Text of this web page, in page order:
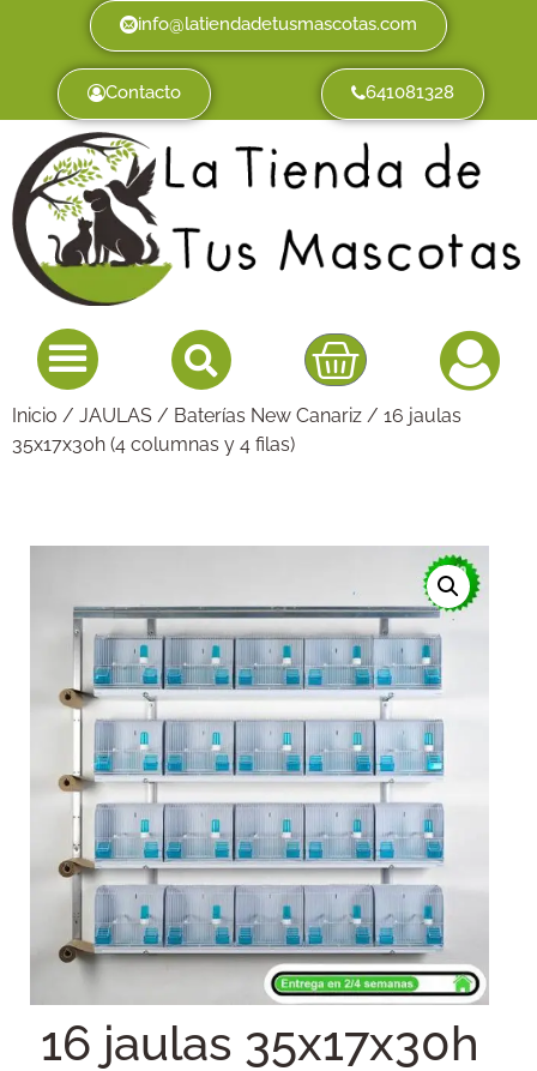
info@latiendadetusmascotas.com
Contacto 641081328
Inicio / JAULAS / Baterías New Canariz / 16 jaulas
35x17x30h (4 columnas y 4 filas)
16 jaulas 35x17x30h